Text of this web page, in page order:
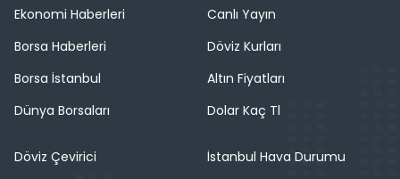
Ekonomi Haberleri
Borsa Haberleri
Borsa İstanbul
Dünya Borsaları
Canlı Yayın
Döviz Kurları
Altın Fiyatları
Dolar Kaç Tl
Döviz Çevirici
İstanbul Hava Durumu